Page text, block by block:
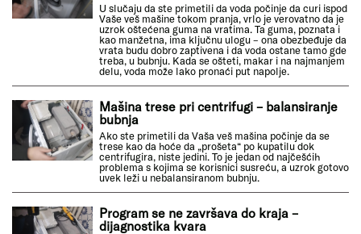
U slučaju da ste primetili da voda počinje da curi ispod
Vaše veš mašine tokom pranja, vrlo je verovatno da je
uzrok oštećena guma na vratima. Ta guma, poznata i
kao manžetna, ima ključnu ulogu – ona obezbeđuje da
vrata budu dobro zaptivena i da voda ostane tamo gde
treba, u bubnju. Kada se ošteti, makar i na najmanjem
delu, voda može lako pronaći put napolje.
Mašina trese pri centrifugi – balansiranje
bubnja
Ako ste primetili da Vaša veš mašina počinje da se
trese kao da hoće da „prošeta“ po kupatilu dok
centrifugira, niste jedini. To je jedan od najčešćih
problema s kojima se korisnici susreću, a uzrok gotovo
uvek leži u nebalansiranom bubnju.
Program se ne završava do kraja –
dijagnostika kvara